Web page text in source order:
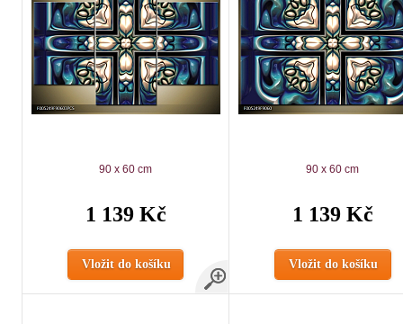
90 x 60 cm
1 139 Kč
Vložit do košíku
90 x 60 cm
1 139 Kč
Vložit do košíku